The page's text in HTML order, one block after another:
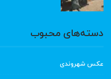
دسته‌های محبوب
عکس شهروندی